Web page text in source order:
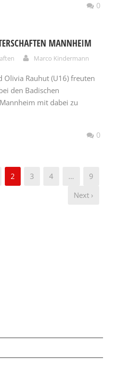
0
MANNHEIM
Marco Kindermann
Olivia Rauhut (U16) freuten
den Badischen
mit dabei zu
0
2 3 4 …
9
Next ›